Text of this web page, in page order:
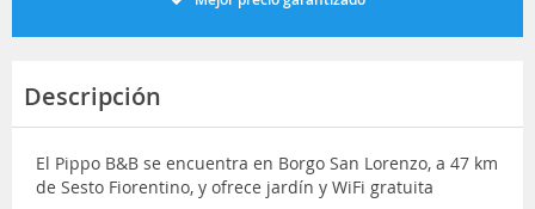
Descripción
El Pippo B&B se encuentra en Borgo San Lorenzo, a 47 km
de Sesto Fiorentino, y ofrece jardín y WiFi gratuita